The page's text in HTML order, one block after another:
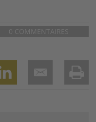
0 COMMENTAIRES